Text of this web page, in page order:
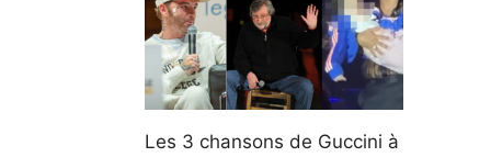
Les 3 chansons de Guccini à